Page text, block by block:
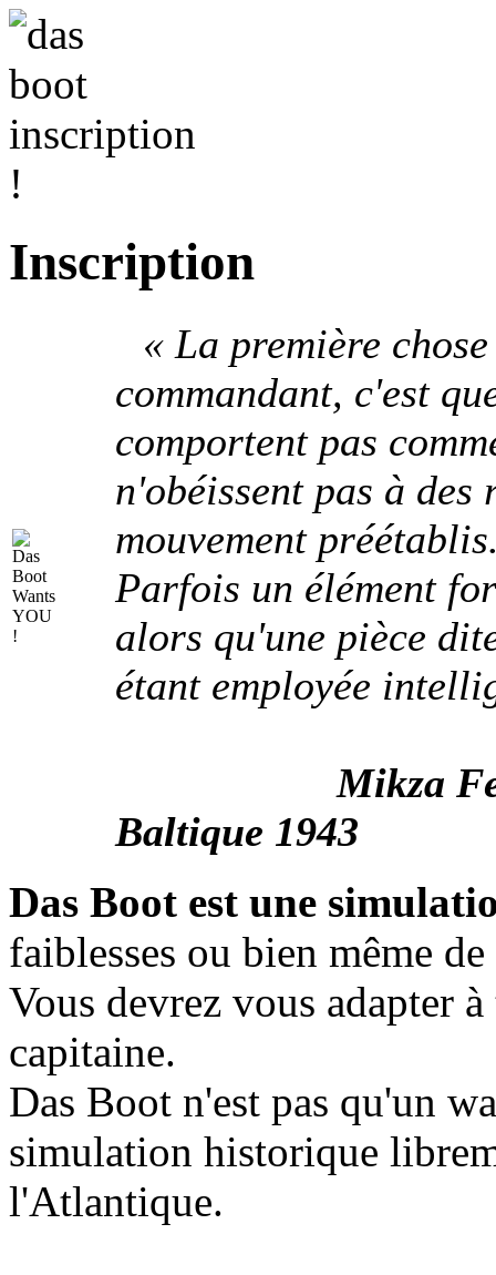
Inscription
« La première
commandant, c'est
comportent pas
n'obéissent pas à
mouvement
Parfois un élément
alors qu'une pièce
étant employée
Mikza
Baltique 1943
Das Boot est une
faiblesses ou bien même
Vous devrez vous adapter
capitaine.
Das Boot n'est pas qu'un
simulation historique
l'Atlantique.